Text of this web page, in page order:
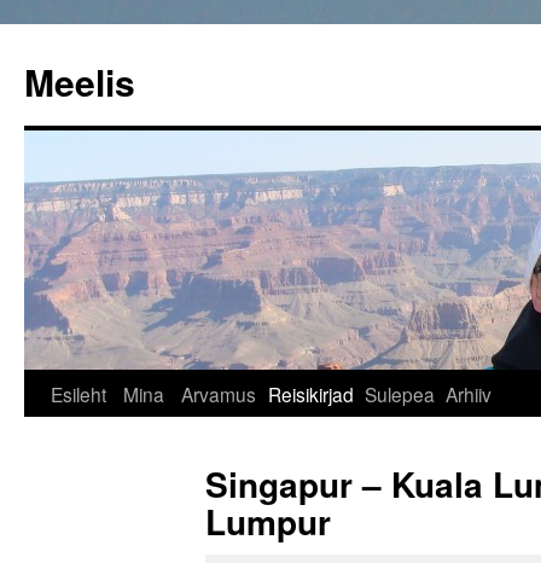
juurde
Meelis
Esileht Mina Arvamus Reisikirjad Sulepea Arhiiv
Singapur – Kuala
Lumpur